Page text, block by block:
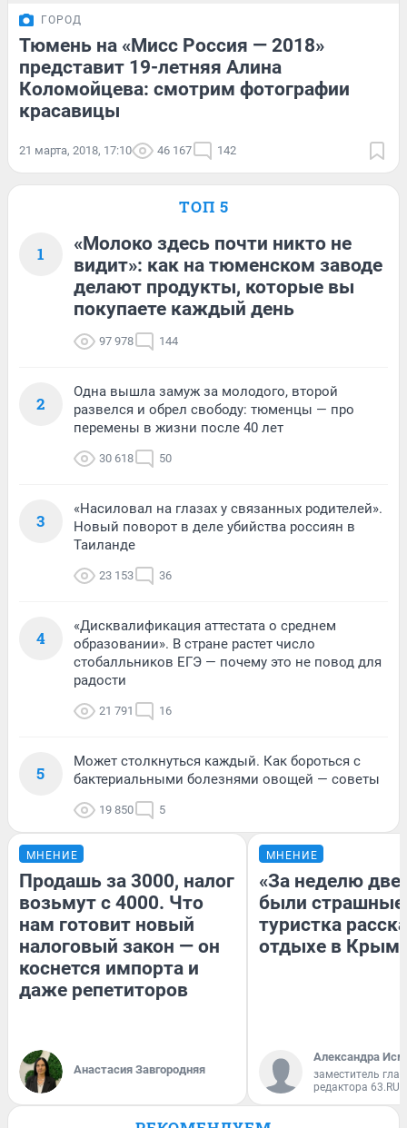
ГОРОД
Тюмень на «Мисс Россия — 2018»
представит 19-летняя Алина
Коломойцева: смотрим фотографии
красавицы
21 марта, 2018, 17:10 46 167 142
ТОП 5
1
«Молоко здесь почти никто не
видит»: как на тюменском заводе
делают продукты, которые вы
покупаете каждый день
97 978 144
2
Одна вышла замуж за молодого, второй
развелся и обрел свободу: тюменцы — про
перемены в жизни после 40 лет
30 618 50
3
«Насиловал на глазах у связанных родителей».
Новый поворот в деле убийства россиян в
Таиланде
23 153 36
4
«Дисквалификация аттестата о среднем
образовании». В стране растет число
стобалльников ЕГЭ — почему это не повод для
радости
21 791 16
5
Может столкнуться каждый. Как бороться с
бактериальными болезнями овощей — советы
19 850 5
МНЕНИЕ
Продашь за 3000, налог
возьмут с 4000. Что
нам готовит новый
налоговый закон — он
коснется импорта и
даже репетиторов
Анастасия Завгородняя
МНЕНИЕ
«За неделю две
были
туристка
отдыхе в
Александра
заместитель
редактора 63.RU